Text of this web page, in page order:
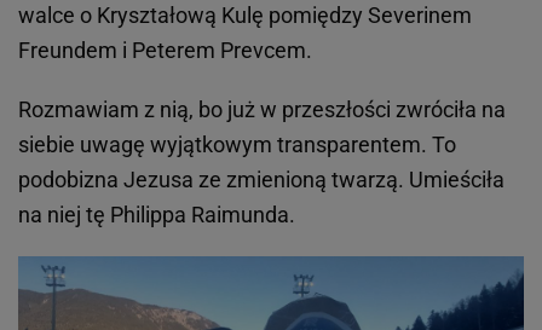
walce o Kryształową Kulę pomiędzy Severinem
Freundem i Peterem Prevcem.
Rozmawiam z nią, bo już w przeszłości zwróciła na
siebie uwagę wyjątkowym transparentem. To
podobizna Jezusa ze zmienioną twarzą. Umieściła
na niej tę Philippa Raimunda.